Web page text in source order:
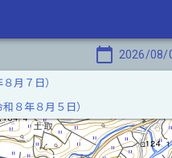
calendar_today 2026/08/
月７日）
８年８月５日）